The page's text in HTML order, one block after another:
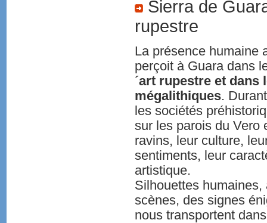
Sierra de
rupestre
La présence humaine
perçoit à Guara dans
´art rupestre et dans
mégalithiques.
les sociétés
sur les parois du Vero
ravins, leur culture,
sentiments, leur
artistique.
Silhouettes humaines,
scènes, des signes
nous transportent